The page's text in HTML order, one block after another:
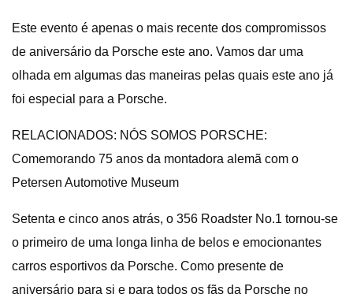
Este evento é apenas o mais recente dos compromissos
de aniversário da Porsche este ano. Vamos dar uma
olhada em algumas das maneiras pelas quais este ano já
foi especial para a Porsche.
RELACIONADOS: NÓS SOMOS PORSCHE:
Comemorando 75 anos da montadora alemã com o
Petersen Automotive Museum
Setenta e cinco anos atrás, o 356 Roadster No.1 tornou-se
o primeiro de uma longa linha de belos e emocionantes
carros esportivos da Porsche. Como presente de
aniversário para si e para todos os fãs da Porsche no